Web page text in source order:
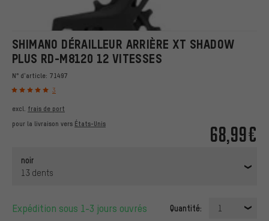
SHIMANO DÉRAILLEUR ARRIÈRE XT SHADOW
PLUS RD-M8120 12 VITESSES
N° d'article: 71497
3
68,99€
excl. frais de port
pour la livraison vers États-Unis
noir
13 dents
Expédition sous 1-3 jours ouvrés Quantité: 1